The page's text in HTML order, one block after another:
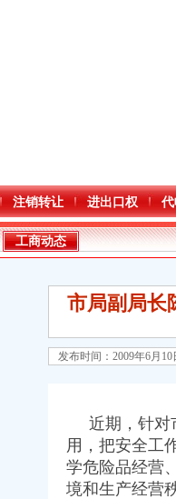
注销转让 进出口权
工商动态
市局副局长
发布时间：2009年6月
近期，针对
用，把安全工
学危险品经营
境和生产经营